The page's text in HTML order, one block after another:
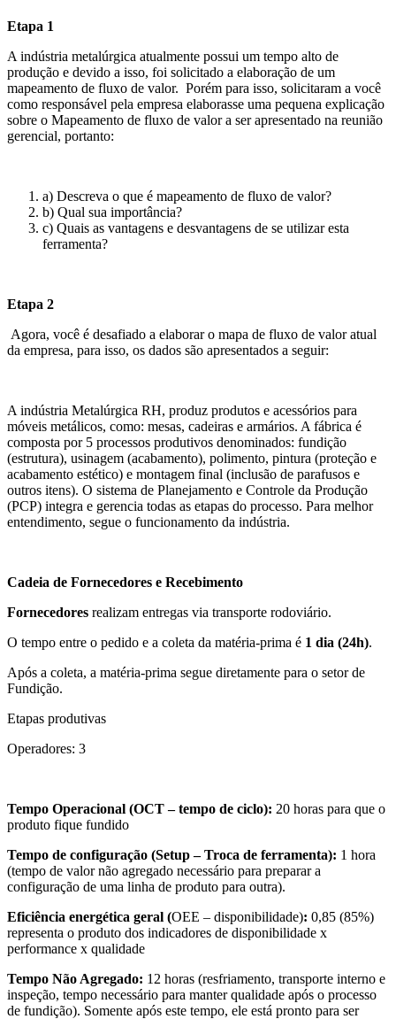
Etapa 1
A indústria metalúrgica atualmente possui um tempo alto de
produção e devido a isso, foi solicitado a elaboração de um
mapeamento de fluxo de valor. Porém para isso, solicitaram a você
como responsável pela empresa elaborasse uma pequena explicação
sobre o Mapeamento de fluxo de valor a ser apresentado na reunião
gerencial, portanto:
a) Descreva o que é mapeamento de fluxo de valor?
b) Qual sua importância?
c) Quais as vantagens e desvantagens de se utilizar esta
ferramenta?
Etapa 2
Agora, você é desafiado a elaborar o mapa de fluxo de valor atual
da empresa, para isso, os dados são apresentados a seguir:
A indústria Metalúrgica RH, produz produtos e acessórios para
móveis metálicos, como: mesas, cadeiras e armários. A fábrica é
composta por 5 processos produtivos denominados: fundição
(estrutura), usinagem (acabamento), polimento, pintura (proteção e
acabamento estético) e montagem final (inclusão de parafusos e
outros itens). O sistema de Planejamento e Controle da Produção
(PCP) integra e gerencia todas as etapas do processo. Para melhor
entendimento, segue o funcionamento da indústria.
Cadeia de Fornecedores e Recebimento
Fornecedores realizam entregas via transporte rodoviário.
O tempo entre o pedido e a coleta da matéria-prima é 1 dia (24h).
Após a coleta, a matéria-prima segue diretamente para o setor de
Fundição.
Etapas produtivas
Operadores: 3
Tempo Operacional (OCT – tempo de ciclo): 20 horas para que o
produto fique fundido
Tempo de configuração (Setup – Troca de ferramenta): 1 hora
(tempo de valor não agregado necessário para preparar a
configuração de uma linha de produto para outra).
Eficiência energética geral (OEE – disponibilidade): 0,85 (85%)
representa o produto dos indicadores de disponibilidade x
performance x qualidade
Tempo Não Agregado: 12 horas (resfriamento, transporte interno e
inspeção, tempo necessário para manter qualidade após o processo
de fundição). Somente após este tempo, ele está pronto para ser